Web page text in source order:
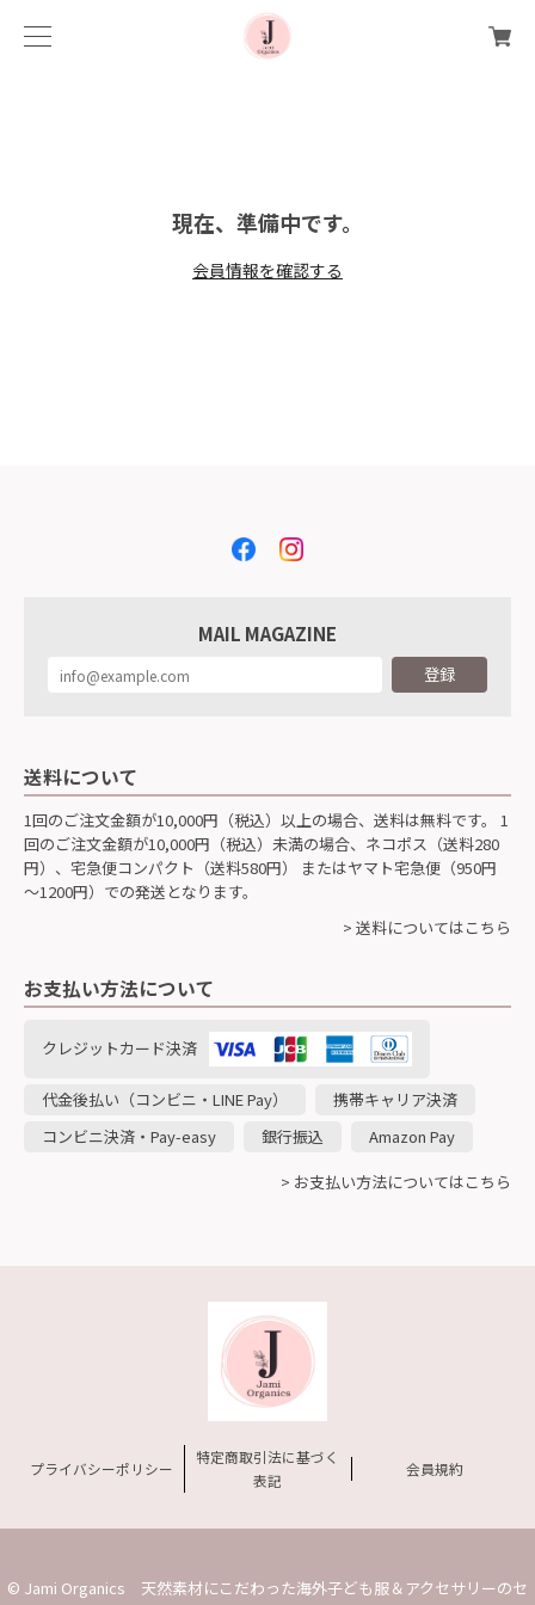
現在、準備中です。
会員情報を確認する
MAIL MAGAZINE
登録
送料について
1回のご注文金額が10,000円（税込）以上の場合、送料は無料です。 1
回のご注文金額が10,000円（税込）未満の場合、ネコポス（送料280
円）、宅急便コンパクト（送料580円） またはヤマト宅急便（950円
～1200円）での発送となります。
> 送料についてはこちら
お支払い方法について
クレジットカード決済
代金後払い（コンビニ・LINE Pay）
携帯キャリア決済
コンビニ決済・Pay-easy
銀行振込
Amazon Pay
> お支払い方法についてはこちら
プライバシーポリシー
特定商取引法に基づく
表記
会員規約
© Jami Organics 天然素材にこだわった海外子ども服＆アクセサリーのセ